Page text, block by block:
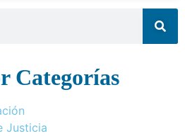
Categorías
Justicia